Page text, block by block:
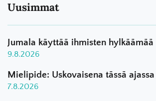
Uusimmat
Jumala käyttää ihmisten hylkäämää
9.8.2026
Mielipide: Uskovaisena tässä ajassa
7.8.2026